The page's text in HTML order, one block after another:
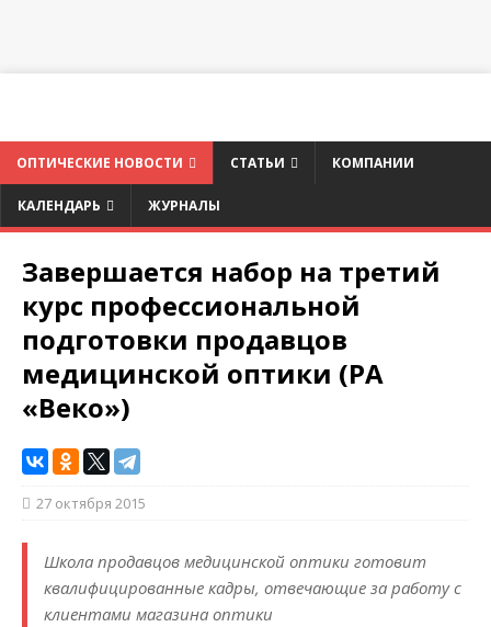
ОПТИЧЕСКИЕ НОВОСТИ СТАТЬИ КОМПАНИИ
КАЛЕНДАРЬ ЖУРНАЛЫ
Завершается набор на третий
курс профессиональной
подготовки продавцов
медицинской оптики (РА
«Веко»)
27 октября 2015
Школа продавцов медицинской оптики готовит
квалифицированные кадры, отвечающие за работу с
клиентами магазина оптики